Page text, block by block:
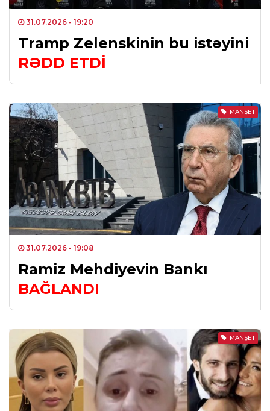
31.07.2026 - 19:20
Tramp Zelenskinin bu istəyini
RƏDD ETDİ
MANŞET
31.07.2026 - 19:08
Ramiz Mehdiyevin Bankı
BAĞLANDI
MANŞET